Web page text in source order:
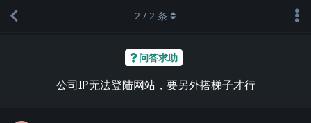
问答求助
公司IP无法登陆网站，要另外搭梯子才行
2 / 2 条